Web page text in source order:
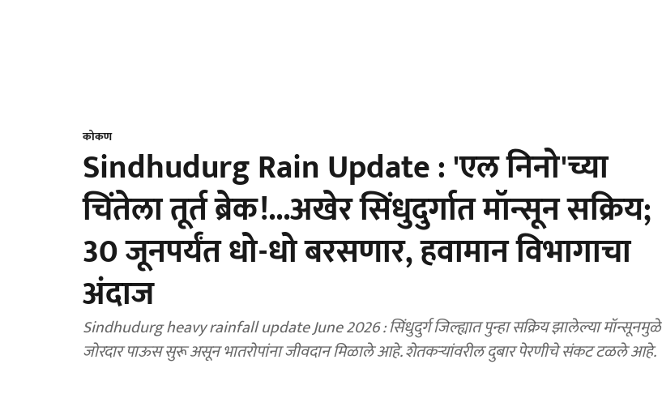
कोकण
Sindhudurg Rain Update : 'एल निनो'च्या
चिंतेला तूर्त ब्रेक!...अखेर सिंधुदुर्गात मॉन्सून सक्रिय;
30 जूनपर्यंत धो-धो बरसणार, हवामान विभागाचा
अंदाज
Sindhudurg heavy rainfall update June 2026 : सिंधुदुर्ग जिल्ह्यात पुन्हा सक्रिय झालेल्या मॉन्सूनमुळे
जोरदार पाऊस सुरू असून भातरोपांना जीवदान मिळाले आहे. शेतकऱ्यांवरील दुबार पेरणीचे संकट टळले आहे.